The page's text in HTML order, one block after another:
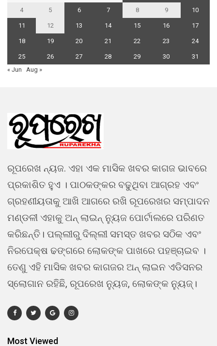
4 5 6 7 8 9 10
11 12 13 14 15 16 17
18 19 20 21 22 23 24
25 26 27 28 29 30
31
« Jun
Aug »
ରୂପରେଖ ନ୍ୟଜ. ଏହା ଏକ ମାସିକ ଖବର କାଗଜ ଭାବରେ
ପ୍ରକାଶିତ ହୁଏ । ପାଠକଙ୍କର ବଢୁଥିବା ଆଗ୍ରହ ଏବଂ
ଗ୍ରହଣୀୟତାକୁ ଆଖି ଆଗରେ ରଖି ରୂପରେଖର ସମ୍ପାଦନ
ମଣ୍ଡଳୀ ଏହାକୁ ଅନ୍ ଲାଇନ୍ ନ୍ୟୁଜ ପୋର୍ଟାଲରେ ପରିଣତ
କରିଛନ୍ତି। ପଲ୍ଲୀରୁ ଦିଲ୍ଲୀ ସମସ୍ତ ଖବର ସଠିକ ଏବଂ
ନିରପେକ୍ଷ ଢଙ୍ଗରେ ଲୋକଙ୍କ ପାଖରେ ପହଞ୍ଚାଇବ ।
ତେଣୁ ଏହି ମାସିକ ଖବର କାଗଜର ଅନ୍ ଲାଇନ ଏଡିସନର
ସ୍ଲୋଗାନ ରହିଛି, ରୂପରେଖ ନ୍ୟୁଜ, ଲୋକଙ୍କ ନ୍ୟୁଜ୍।
Most Viewed